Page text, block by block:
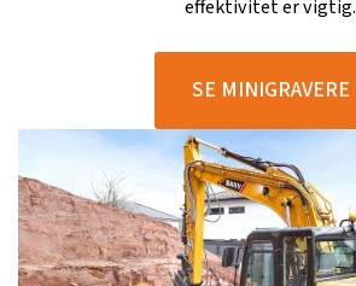
effektivitet er vigtig.
SE MINIGRAVERE